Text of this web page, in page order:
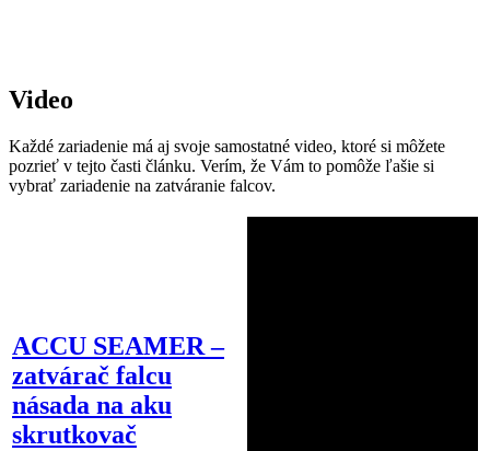
Video
Každé zariadenie má aj svoje samostatné video, ktoré si môžete
pozrieť v tejto časti článku. Verím, že Vám to pomôže ľašie si
vybrať zariadenie na zatváranie falcov.
ACCU SEAMER –
zatvárač falcu
násada na aku
skrutkovač